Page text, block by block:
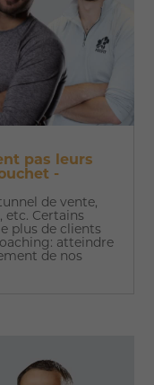
pas leurs
-
de vente,
Certains
plus de clients
atteindre
de nos